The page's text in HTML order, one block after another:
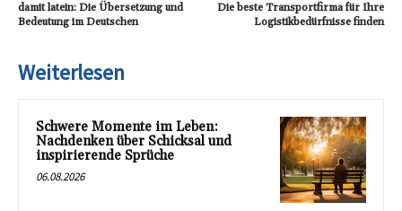
damit latein: Die Übersetzung und
Bedeutung im Deutschen
Die beste Transportfirma für Ihre
Logistikbedürfnisse finden
Weiterlesen
Schwere Momente im Leben:
Nachdenken über Schicksal und
inspirierende Sprüche
06.08.2026